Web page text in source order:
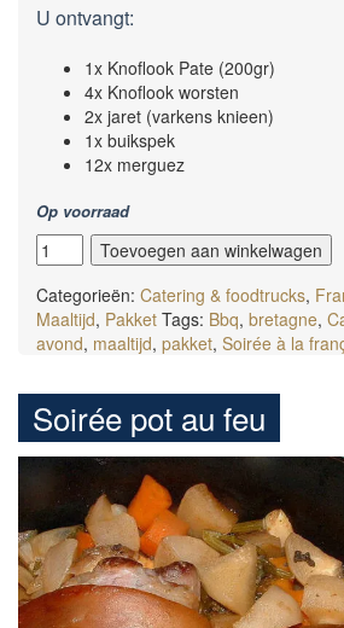
U ontvangt:
1x Knoflook Pate (200gr)
4x Knoflook worsten
2x jaret (varkens knieen)
1x buikspek
12x merguez
Op voorraad
Soirée
Barbecue
aantal
Toevoegen aan winkelwagen
Categorieën: Catering & foodtrucks,
Maaltijd, Pakket Tags: Bbq, bretagne,
avond, maaltijd, pakket, Soirée à la
Soirée pot au feu